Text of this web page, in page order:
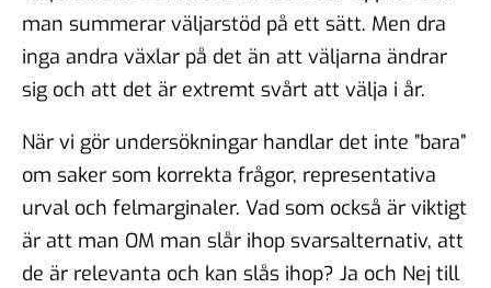
man summerar väljarstöd på ett sätt. Men dra
inga andra växlar på det än att väljarna ändrar
sig och att det är extremt svårt att välja i år.
När vi gör undersökningar handlar det inte ”bara”
om saker som korrekta frågor, representativa
urval och felmarginaler. Vad som också är viktigt
är att man OM man slår ihop svarsalternativ, att
de är relevanta och kan slås ihop? Ja och Nej till